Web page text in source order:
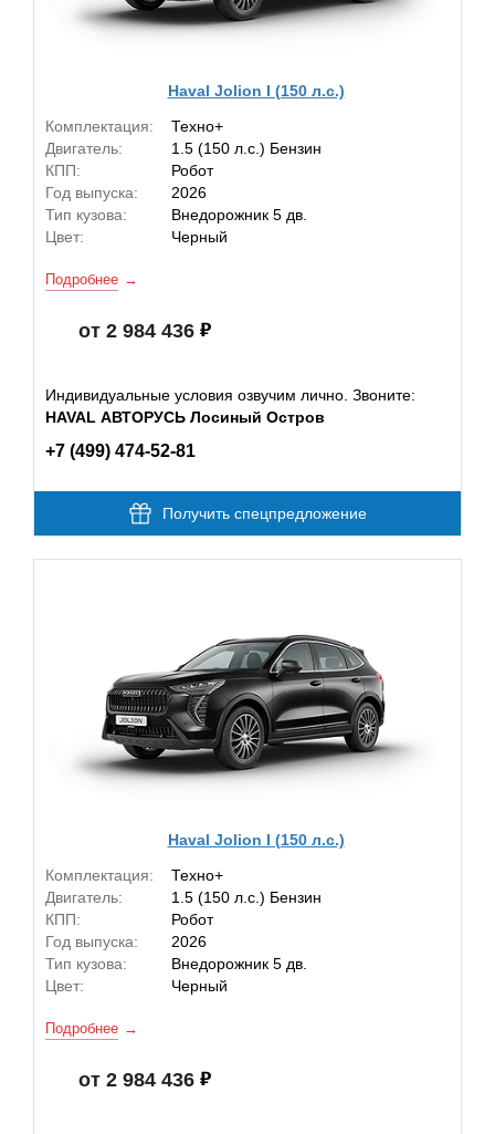
Haval Jolion I (150 л.с.)
Комплектация:
Техно+
Двигатель:
1.5 (150 л.с.) Бензин
КПП:
Робот
Год выпуска:
2026
Тип кузова:
Внедорожник 5 дв.
Цвет:
Черный
Подробнее
от 2 984 436
Индивидуальные условия озвучим лично. Звоните:
HAVAL АВТОРУСЬ Лосиный Остров
+7 (499) 474-52-81
Получить спецпредложение
Haval Jolion I (150 л.с.)
Комплектация:
Техно+
Двигатель:
1.5 (150 л.с.) Бензин
КПП:
Робот
Год выпуска:
2026
Тип кузова:
Внедорожник 5 дв.
Цвет:
Черный
Подробнее
от 2 984 436